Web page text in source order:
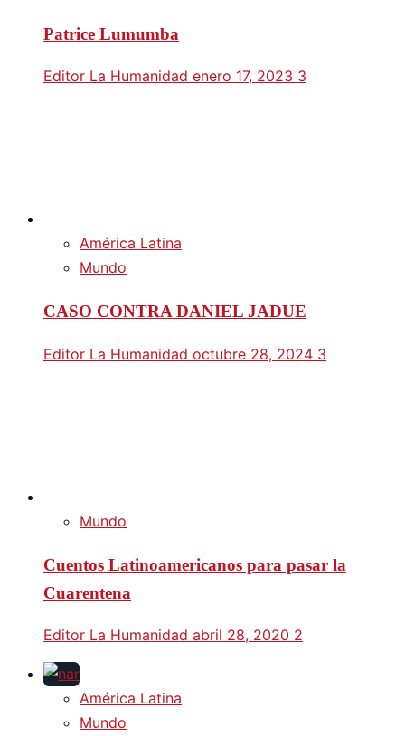
Patrice Lumumba
Editor La Humanidad enero 17, 2023 3
América Latina
Mundo
CASO CONTRA DANIEL JADUE
Editor La Humanidad octubre 28, 2024 3
Mundo
Cuentos Latinoamericanos para pasar la
Cuarentena
Editor La Humanidad abril 28, 2020 2
América Latina
Mundo